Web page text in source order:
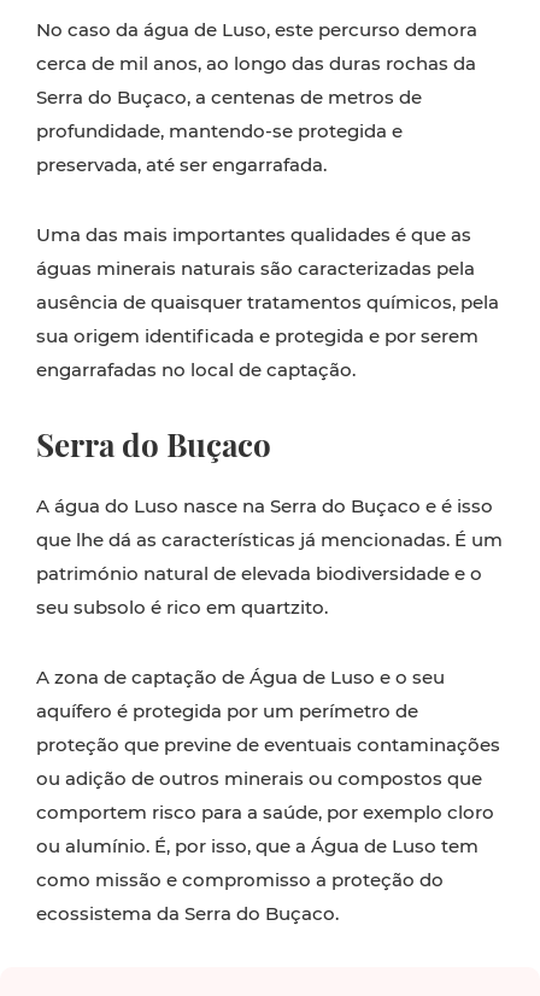
No caso da água de Luso, este percurso demora
cerca de mil anos, ao longo das duras rochas da
Serra do Buçaco, a centenas de metros de
profundidade, mantendo-se protegida e
preservada, até ser engarrafada.
Uma das mais importantes qualidades é que as
águas minerais naturais são caracterizadas pela
ausência de quaisquer tratamentos químicos, pela
sua origem identificada e protegida e por serem
engarrafadas no local de captação.
Serra do Buçaco
A água do Luso nasce na Serra do Buçaco e é isso
que lhe dá as características já mencionadas. É um
património natural de elevada biodiversidade e o
seu subsolo é rico em quartzito.
A zona de captação de Água de Luso e o seu
aquífero é protegida por um perímetro de
proteção que previne de eventuais contaminações
ou adição de outros minerais ou compostos que
comportem risco para a saúde, por exemplo cloro
ou alumínio. É, por isso, que a Água de Luso tem
como missão e compromisso a proteção do
ecossistema da Serra do Buçaco.